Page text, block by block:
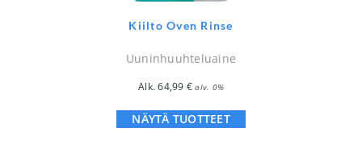
Kiilto Oven Rinse
Uuninhuuhteluaine
Alk.64,99 € alv. 0%
NÄYTÄ TUOTTEET